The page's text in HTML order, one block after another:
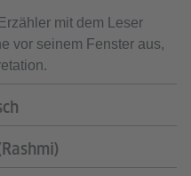
mit dem Leser
vor seinem Fenster aus,